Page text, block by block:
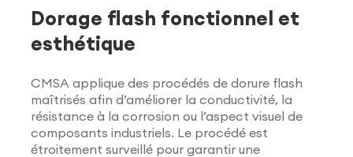
surface
Dorage flash fonctionnel et
esthétique
CMSA applique des procédés de dorure flash
maîtrisés afin d’améliorer la conductivité, la
résistance à la corrosion ou l’aspect visuel de
composants industriels. Le procédé est
étroitement surveillé pour garantir une